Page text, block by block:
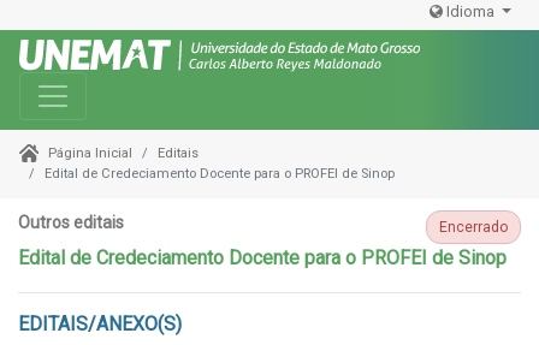
Idioma
Toggle navigation
Página Inicial
Editais
Edital de Credeciamento Docente para o PROFEI de Sinop
Outros editais Encerrado
Edital de Credeciamento Docente para o PROFEI de Sinop
EDITAIS/ANEXO(S)